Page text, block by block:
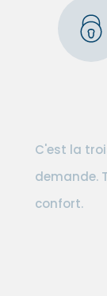
C'est la
demande.
confort.